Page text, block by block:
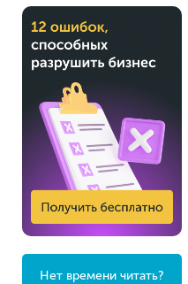
Нет времени читать?